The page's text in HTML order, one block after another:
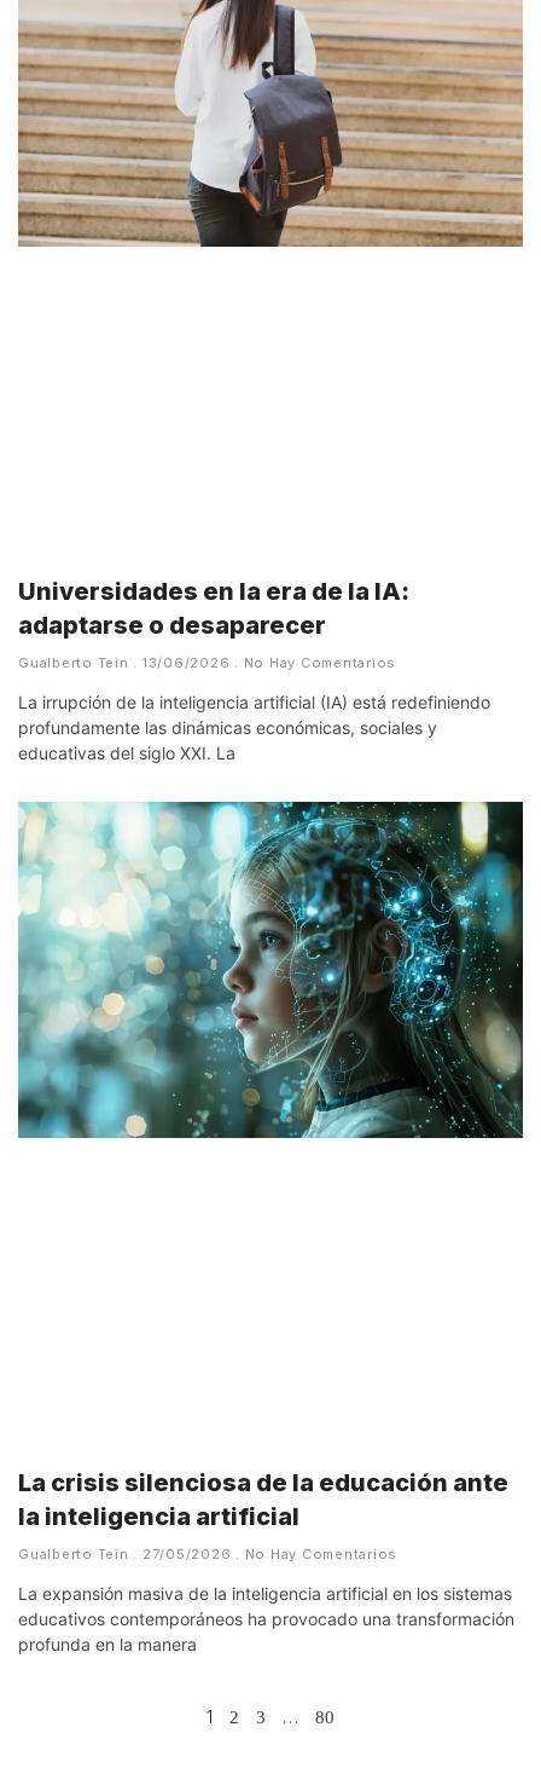
Universidades en la era de la IA:
adaptarse o desaparecer
Gualberto Tein 13/06/2026 No Hay Comentarios
La irrupción de la inteligencia artificial (IA) está redefiniendo
profundamente las dinámicas económicas, sociales y
educativas del siglo XXI. La
La crisis silenciosa de la educación ante
la inteligencia artificial
Gualberto Tein 27/05/2026 No Hay Comentarios
La expansión masiva de la inteligencia artificial en los sistemas
educativos contemporáneos ha provocado una transformación
profunda en la manera
1 2 3 … 80